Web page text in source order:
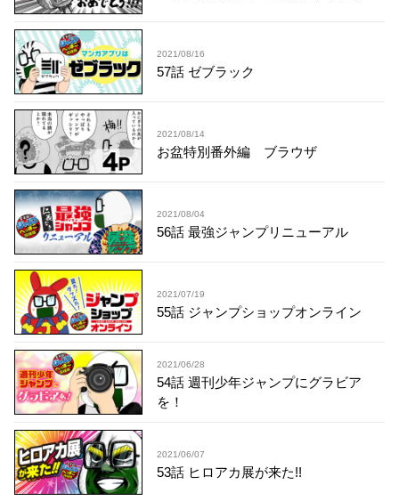
2021/08/16
57話 ゼブラック
2021/08/14
お盆特別番外編 ブラウザ
2021/08/04
56話 最強ジャンプリニューアル
2021/07/19
55話 ジャンプショップオンライン
2021/06/28
54話 週刊少年ジャンプにグラビア
を！
2021/06/07
53話 ヒロアカ展が来た!!